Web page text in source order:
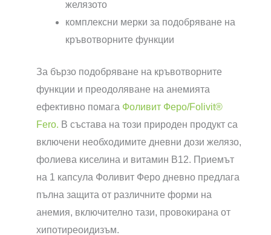
желязото
комплексни мерки за подобряване на
кръвотворните функции
За бързо подобряване на кръвотворните
функции и преодоляване на анемията
ефективно помага Фоливит Феро/Folivit®
Fero. В състава на този природен продукт са
включени необходимите дневни дози желязо,
фолиева киселина и витамин B12. Приемът
на 1 капсула Фоливит Феро дневно предлага
пълна защита от различните форми на
анемия, включително тази, провокирана от
хипотиреоидизъм.